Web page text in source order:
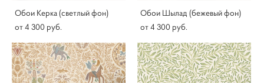
Обои Керка (светлый фон)
от 4 300 pуб.
Обои Шылад (бежевый фон)
от 4 300 pуб.